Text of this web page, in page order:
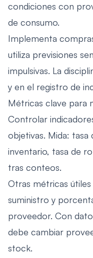
condiciones con
de consumo.
Implementa
utiliza previsiones
impulsivas. La
y en el registro de
Métricas clave para
Controlar
objetivas. Mida:
inventario, tasa de
tras conteos.
Otras métricas
suministro y
proveedor. Con
debe cambiar
stock.